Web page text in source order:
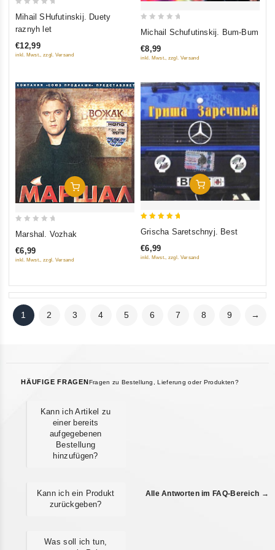
5
Mihail SHufutinskij. Duety
raznyh let
€12,99
inkl. Mwst., zzgl. Versand
of
Michail Schufutinskij. Bum-Bum
€8,99
inkl. Mwst., zzgl. Versand
In Den Warenkorb
of
Marshal. Vozhak
€6,99
inkl. Mwst., zzgl. Versand
In Den Warenkorb
Grischa Saretschnyj. Best
€6,99
inkl. Mwst., zzgl. Versand
1 2 3 4 5 6 7 8 9 →
HÄUFIGE FRAGEN Fragen zu Bestellung, Lieferung oder Produkten?
Kann ich Artikel zu
einer bereits
aufgegebenen
Bestellung
hinzufügen?
Kann ich ein Produkt
zurückgeben?
Was soll ich tun,
Alle Antworten im FAQ-Bereich →